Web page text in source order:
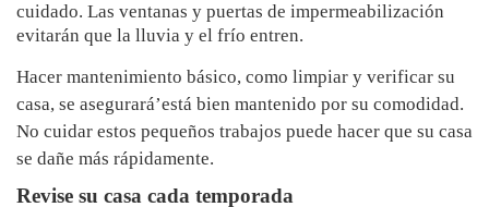
cuidado. Las ventanas y puertas de impermeabilización
evitarán que la lluvia y el frío entren.
Hacer mantenimiento básico, como limpiar y verificar su
casa, se asegurará’está bien mantenido por su comodidad.
No cuidar estos pequeños trabajos puede hacer que su casa
se dañe más rápidamente.
Revise su casa cada temporada